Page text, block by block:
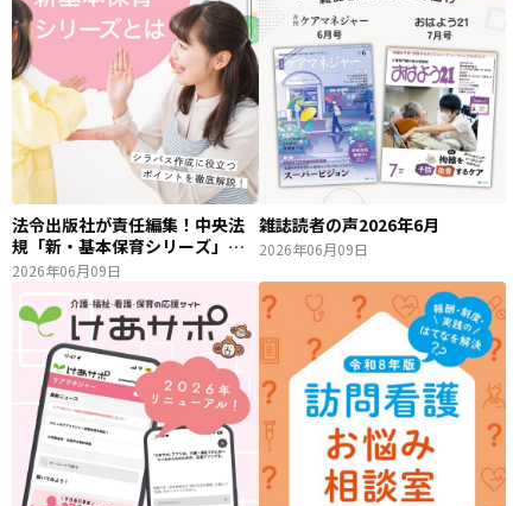
法令出版社が責任編集！中央法
規「新・基本保育シリーズ」の
特長とは？
2026年06月09日
雑誌読者の声2026年6月
2026年06月09日